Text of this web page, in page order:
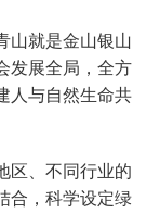
就是金山银山
发展全局，全方
人与自然生命共
、不同行业的
合，科学设定绿